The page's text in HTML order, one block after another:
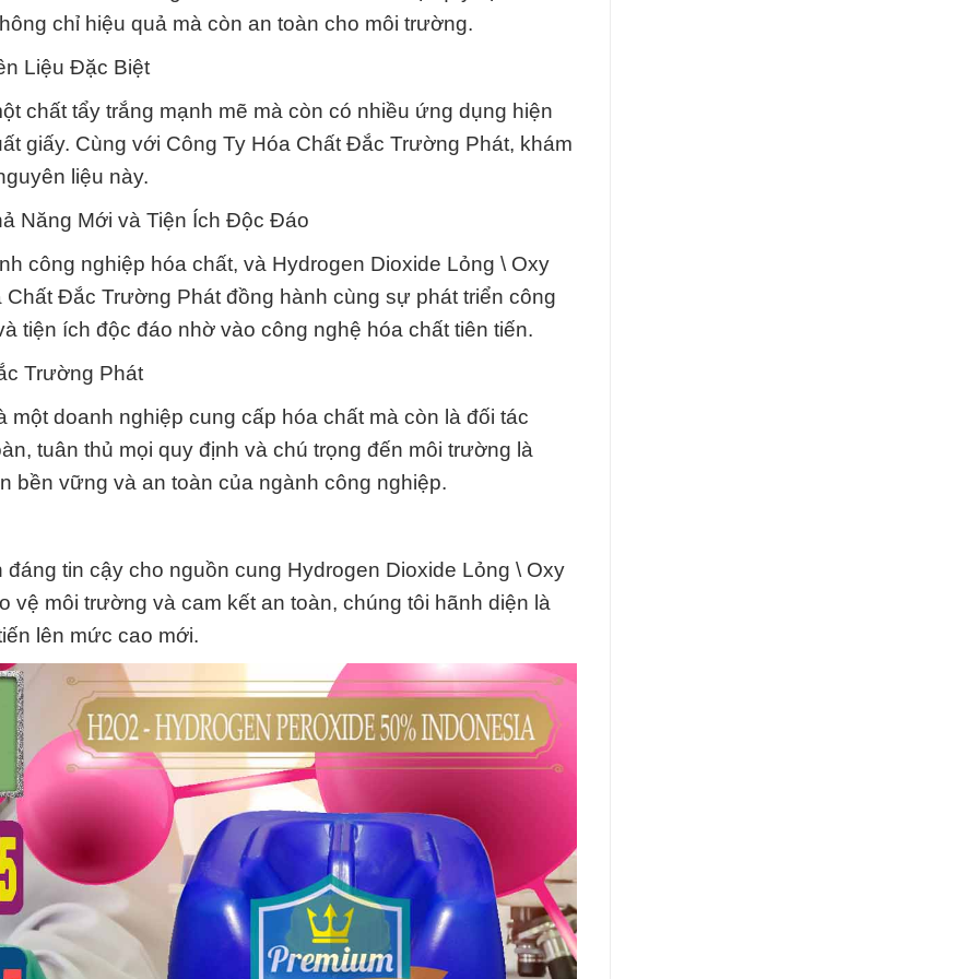
chỉ hiệu quả mà còn an toàn cho môi trường.
Liệu Đặc Biệt
chất tẩy trắng mạnh mẽ mà còn có nhiều ứng dụng hiện
giấy. Cùng với Công Ty Hóa Chất Đắc Trường Phát, khám
liệu này.
Năng Mới và Tiện Ích Độc Đáo
công nghiệp hóa chất, và Hydrogen Dioxide Lỏng \ Oxy
Đắc Trường Phát đồng hành cùng sự phát triển công
tiện ích độc đáo nhờ vào công nghệ hóa chất tiên tiến.
Trường Phát
doanh nghiệp cung cấp hóa chất mà còn là đối tác
tuân thủ mọi quy định và chú trọng đến môi trường là
bền vững và an toàn của ngành công nghiệp.
tin cậy cho nguồn cung Hydrogen Dioxide Lỏng \ Oxy
vệ môi trường và cam kết an toàn, chúng tôi hãnh diện là
lên mức cao mới.